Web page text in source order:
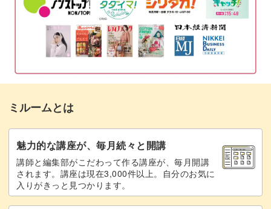
ミルームとは
魅力的な講座が、毎月続々と開講
講師と編集部がこだわって作る講座が、毎月開講
されます。講座は現在3,000件以上。自分のお気に
入りがきっと見つかります。